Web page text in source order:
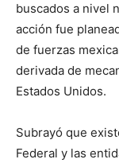
buscados a nivel
acción fue
de fuerzas
derivada de
Estados Unidos.
Subrayó que
Federal y las